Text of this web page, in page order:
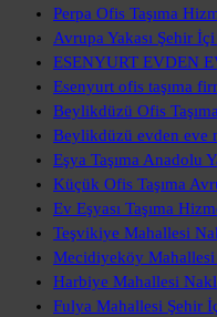
Perpa Ofis Taşıma
Avrupa Yakası Şehir
ESENYURT EVDEN
Esenyurt ofis taşıma
Beylikdüzü Ofis
Beylikdüzü evden eve
Eşya Taşıma Anadolu
Küçük Ofis Taşıma
Ev Eşyası Taşıma
Teşvikiye Mahallesi
Mecidiyeköy Mahallesi
Harbiye Mahallesi
Fulya Mahallesi Şehir